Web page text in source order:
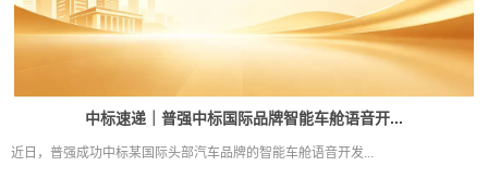
中标速递｜普强中标国际品牌智能车舱语音开...
近日，普强成功中标某国际头部汽车品牌的智能车舱语音开发...